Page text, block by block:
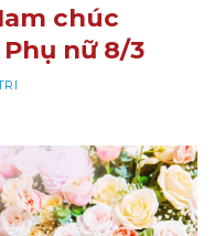
chúc
nữ 8/3